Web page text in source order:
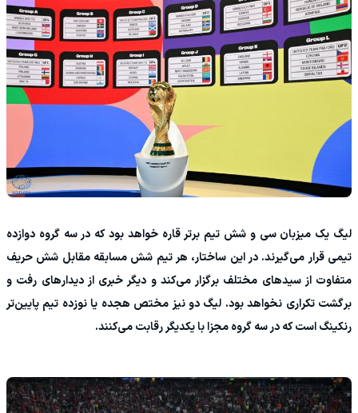
لیگ یک میزبان سی و شش تیم برتر قاره خواهد بود که در سه گروه دوازده
تیمی قرار می‌گیرند. در این ساختار، هر تیم شش مسابقه مقابل شش حریف
متفاوت از سیدهای مختلف برگزار می‌کند و دیگر خبری از دیدارهای رفت و
برگشت تکراری نخواهد بود. لیگ دو نیز مختص هجده یا نوزده تیم پایین‌تر
رنکینگ است که در سه گروه مجزا با یکدیگر رقابت می‌کنند.